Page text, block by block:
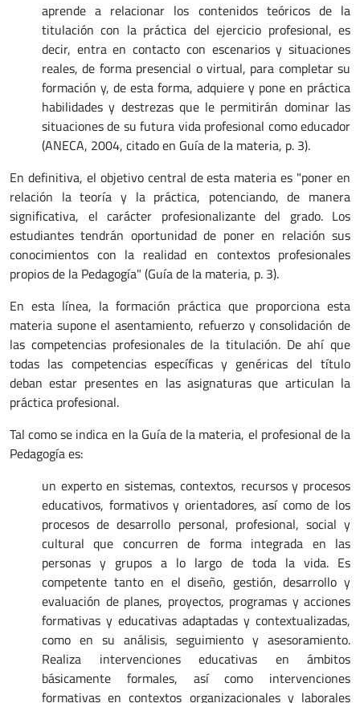
aprende a relacionar los contenidos teóricos de la
titulación con la práctica del ejercicio profesional, es
decir, entra en contacto con escenarios y situaciones
reales, de forma presencial o virtual, para completar su
formación y, de esta forma, adquiere y pone en práctica
habilidades y destrezas que le permitirán dominar las
situaciones de su futura vida profesional como educador
(ANECA, 2004, citado en Guía de la materia, p. 3).
En definitiva, el objetivo central de esta materia es "poner en
relación la teoría y la práctica, potenciando, de manera
significativa, el carácter profesionalizante del grado. Los
estudiantes tendrán oportunidad de poner en relación sus
conocimientos con la realidad en contextos profesionales
propios de la Pedagogía" (Guía de la materia, p. 3).
En esta línea, la formación práctica que proporciona esta
materia supone el asentamiento, refuerzo y consolidación de
las competencias profesionales de la titulación. De ahí que
todas las competencias específicas y genéricas del título
deban estar presentes en las asignaturas que articulan la
práctica profesional.
Tal como se indica en la Guía de la materia, el profesional de la
Pedagogía es:
un experto en sistemas, contextos, recursos y procesos
educativos, formativos y orientadores, así como de los
procesos de desarrollo personal, profesional, social y
cultural que concurren de forma integrada en las
personas y grupos a lo largo de toda la vida. Es
competente tanto en el diseño, gestión, desarrollo y
evaluación de planes, proyectos, programas y acciones
formativas y educativas adaptadas y contextualizadas,
como en su análisis, seguimiento y asesoramiento.
Realiza intervenciones educativas en ámbitos
básicamente formales, así como intervenciones
formativas en contextos organizacionales y laborales